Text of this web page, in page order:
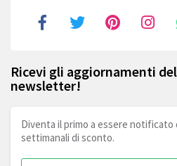
Ricevi gli aggiornamenti
newsletter!
Diventa il primo a essere
settimanali di sconto.